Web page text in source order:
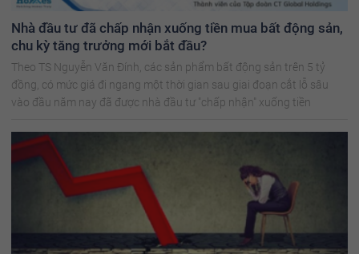
Nhà đầu tư đã chấp nhận xuống tiền mua bất động sản,
chu kỳ tăng trưởng mới bắt đầu?
Theo TS Nguyễn Văn Đính, các sản phẩm bất động sản trên 5 tỷ
đồng, có mức giá đi ngang một thời gian sau giai đoạn cắt lỗ sâu
vào đầu năm nay đã được nhà đầu tư "chấp nhận" xuống tiền